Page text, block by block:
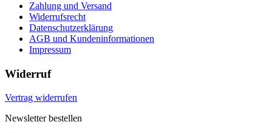
Zahlung und Versand
Widerrufsrecht
Datenschutzerklärung
AGB und Kundeninformationen
Impressum
Widerruf
Vertrag widerrufen
Newsletter bestellen